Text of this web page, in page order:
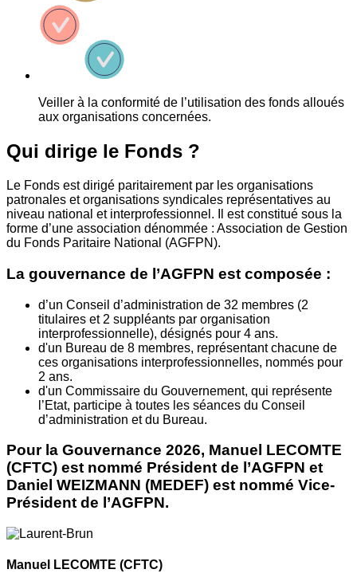
Veiller à la conformité de l’utilisation des fonds alloués
aux organisations concernées.
Qui dirige le Fonds ?
Le Fonds est dirigé paritairement par les organisations
patronales et organisations syndicales représentatives au
niveau national et interprofessionnel. Il est constitué sous la
forme d’une association dénommée : Association de Gestion
du Fonds Paritaire National (AGFPN).
La gouvernance de l’AGFPN est composée :
d’un Conseil d’administration de 32 membres (2
titulaires et 2 suppléants par organisation
interprofessionnelle), désignés pour 4 ans.
d'un Bureau de 8 membres, représentant chacune de
ces organisations interprofessionnelles, nommés pour
2 ans.
d'un Commissaire du Gouvernement, qui représente
l’Etat, participe à toutes les séances du Conseil
d’administration et du Bureau.
Pour la Gouvernance 2026, Manuel LECOMTE
(CFTC) est nommé Président de l’AGFPN et
Daniel WEIZMANN (MEDEF) est nommé Vice-
Président de l’AGFPN.
Manuel LECOMTE (CFTC)